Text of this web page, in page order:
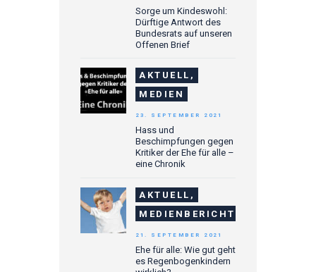
Sorge um Kindeswohl:
Dürftige Antwort des
Bundesrats auf unseren
Offenen Brief
AKTUELL,
MEDIEN
Hass und
Beschimpfungen gegen
Kritiker der Ehe für alle –
eine Chronik
23. SEPTEMBER 2021
AKTUELL,
MEDIENBERICHTE
Ehe für alle: Wie gut geht
es Regenbogenkindern
21. SEPTEMBER 2021